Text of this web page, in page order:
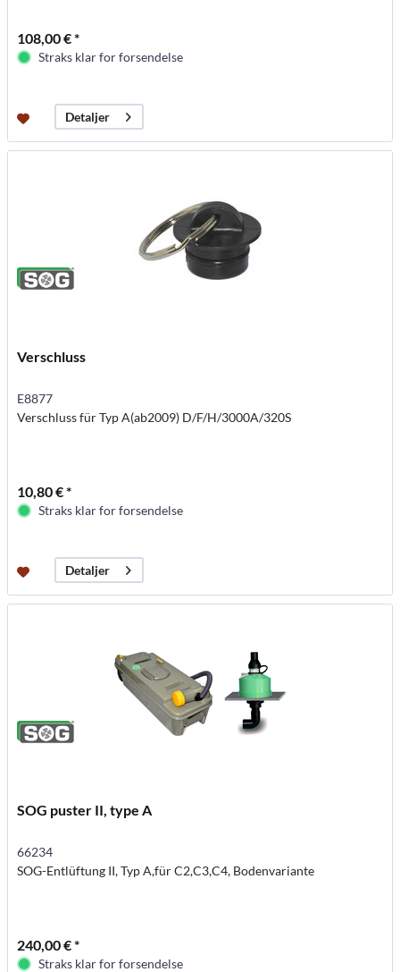
108,00 € *
Straks klar for forsendelse
Detaljer
Verschluss
E8877
Verschluss für Typ A(ab2009) D/F/H/3000A/320S
10,80 € *
Straks klar for forsendelse
Detaljer
SOG puster II, type A
66234
SOG-Entlüftung II, Typ A,für C2,C3,C4, Bodenvariante
240,00 € *
Straks klar for forsendelse